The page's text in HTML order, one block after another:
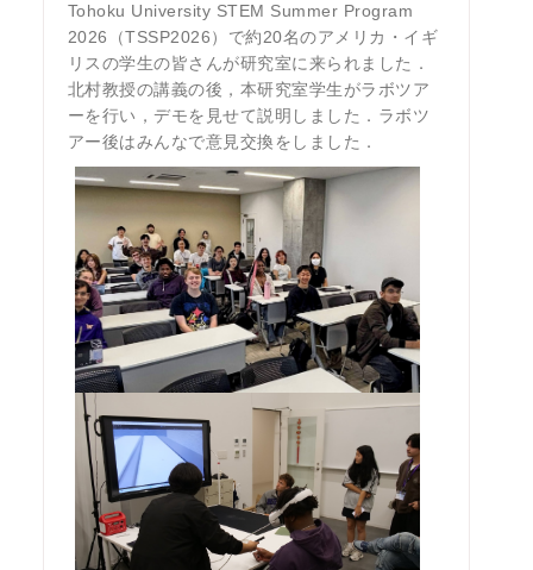
Tohoku University STEM Summer Program
2026（TSSP2026）で約20名のアメリカ・イギ
リスの学生の皆さんが研究室に来られました．
北村教授の講義の後，本研究室学生がラボツア
ーを行い，デモを見せて説明しました．ラボツ
アー後はみんなで意見交換をしました．